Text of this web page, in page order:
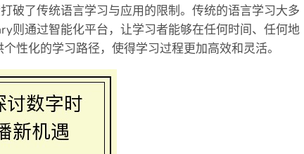
破了传统语言学习与应用的限制。传统的语言学习大多
则通过智能化平台，让学习者能够在任何时间、任何地
性化的学习路径，使得学习过程更加高效和灵活。